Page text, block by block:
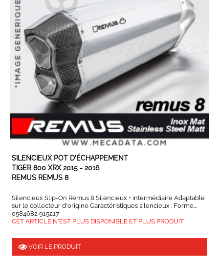
SILENCIEUX POT D'ÉCHAPPEMENT
TIGER 800 XRX 2015 - 2016
REMUS REMUS 8
Silencieux Slip-On Remus 8 Silencieux + intermédiaire Adaptable
sur le collecteur d'origine Caractéristiques silencieux : Forme...
0584682 915217
CET ARTICLE N'EST PLUS DISPONIBLE ET PLUS PRODUIT
VOIR LE PRODUIT